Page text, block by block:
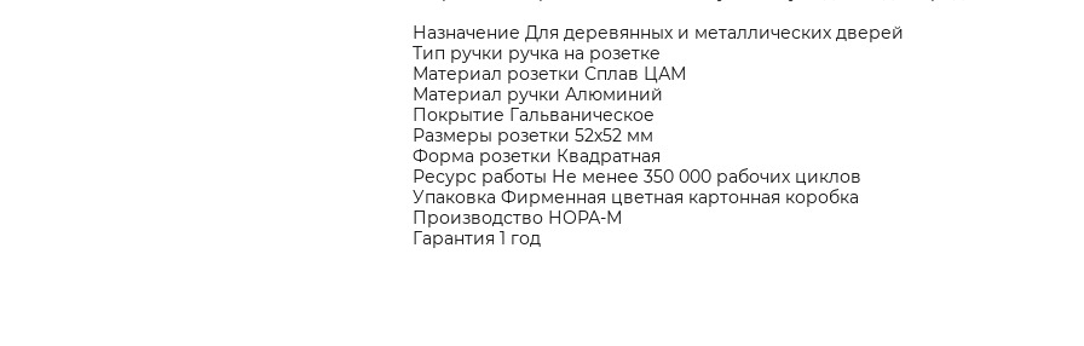
Назначение Для деревянных и металлических дверей
Тип ручки ручка на розетке
Материал розетки Сплав ЦАМ
Материал ручки Алюминий
Покрытие Гальваническое
Размеры розетки 52х52 мм
Форма розетки Квадратная
Ресурс работы Не менее 350 000 рабочих циклов
Упаковка Фирменная цветная картонная коробка
Производство НОРА-М
Гарантия 1 год